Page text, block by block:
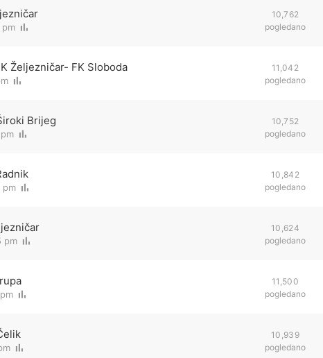
pm
10,762
pogledano
Željezničar- FK Sloboda
11,042
pogledano
Brijeg
10,752
pogledano
pm
10,842
pogledano
pm
10,624
pogledano
11,500
pogledano
10,939
pogledano